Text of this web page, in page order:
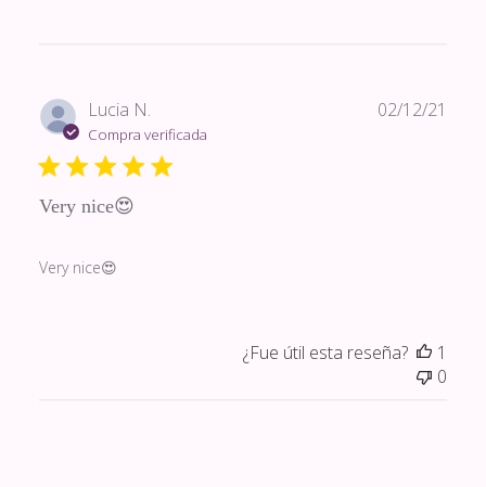
Lucia N.
Compra verificada
Very nice😍
Very nice😍
02/12/21
¿Fue útil esta reseña?
1
0